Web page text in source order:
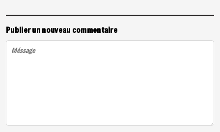
Publier un nouveau commentaire